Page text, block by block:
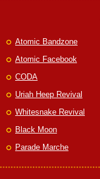
Atomic Bandzone
Atomic Facebook
CODA
Uriah Heep Revival
Whitesnake Revival
Black Moon
Parade Marche